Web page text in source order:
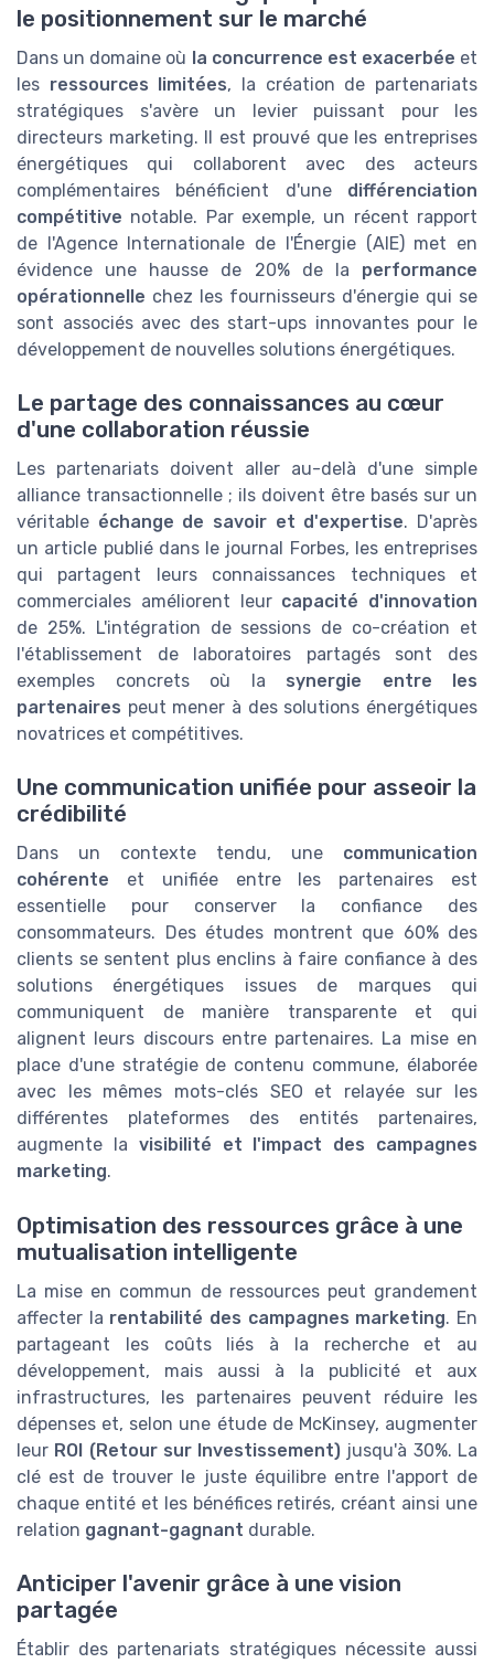
le positionnement sur le marché
Dans un domaine où la concurrence est exacerbée et
les ressources limitées, la création de partenariats
stratégiques s'avère un levier puissant pour les
directeurs marketing. Il est prouvé que les entreprises
énergétiques qui collaborent avec des acteurs
complémentaires bénéficient d'une différenciation
compétitive notable. Par exemple, un récent rapport
de l'Agence Internationale de l'Énergie (AIE) met en
évidence une hausse de 20% de la performance
opérationnelle chez les fournisseurs d'énergie qui se
sont associés avec des start-ups innovantes pour le
développement de nouvelles solutions énergétiques.
Le partage des connaissances au cœur
d'une collaboration réussie
Les partenariats doivent aller au-delà d'une simple
alliance transactionnelle ; ils doivent être basés sur un
véritable échange de savoir et d'expertise. D'après
un article publié dans le journal Forbes, les entreprises
qui partagent leurs connaissances techniques et
commerciales améliorent leur capacité d'innovation
de 25%. L'intégration de sessions de co-création et
l'établissement de laboratoires partagés sont des
exemples concrets où la synergie entre les
partenaires peut mener à des solutions énergétiques
novatrices et compétitives.
Une communication unifiée pour asseoir la
crédibilité
Dans un contexte tendu, une communication
cohérente et unifiée entre les partenaires est
essentielle pour conserver la confiance des
consommateurs. Des études montrent que 60% des
clients se sentent plus enclins à faire confiance à des
solutions énergétiques issues de marques qui
communiquent de manière transparente et qui
alignent leurs discours entre partenaires. La mise en
place d'une stratégie de contenu commune, élaborée
avec les mêmes mots-clés SEO et relayée sur les
différentes plateformes des entités partenaires,
augmente la visibilité et l'impact des campagnes
marketing.
Optimisation des ressources grâce à une
mutualisation intelligente
La mise en commun de ressources peut grandement
affecter la rentabilité des campagnes marketing. En
partageant les coûts liés à la recherche et au
développement, mais aussi à la publicité et aux
infrastructures, les partenaires peuvent réduire les
dépenses et, selon une étude de McKinsey, augmenter
leur ROI (Retour sur Investissement) jusqu'à 30%. La
clé est de trouver le juste équilibre entre l'apport de
chaque entité et les bénéfices retirés, créant ainsi une
relation gagnant-gagnant durable.
Anticiper l'avenir grâce à une vision
partagée
Établir des partenariats stratégiques nécessite aussi